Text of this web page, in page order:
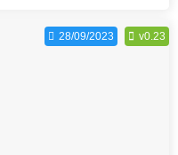
28/09/2023 v0.23